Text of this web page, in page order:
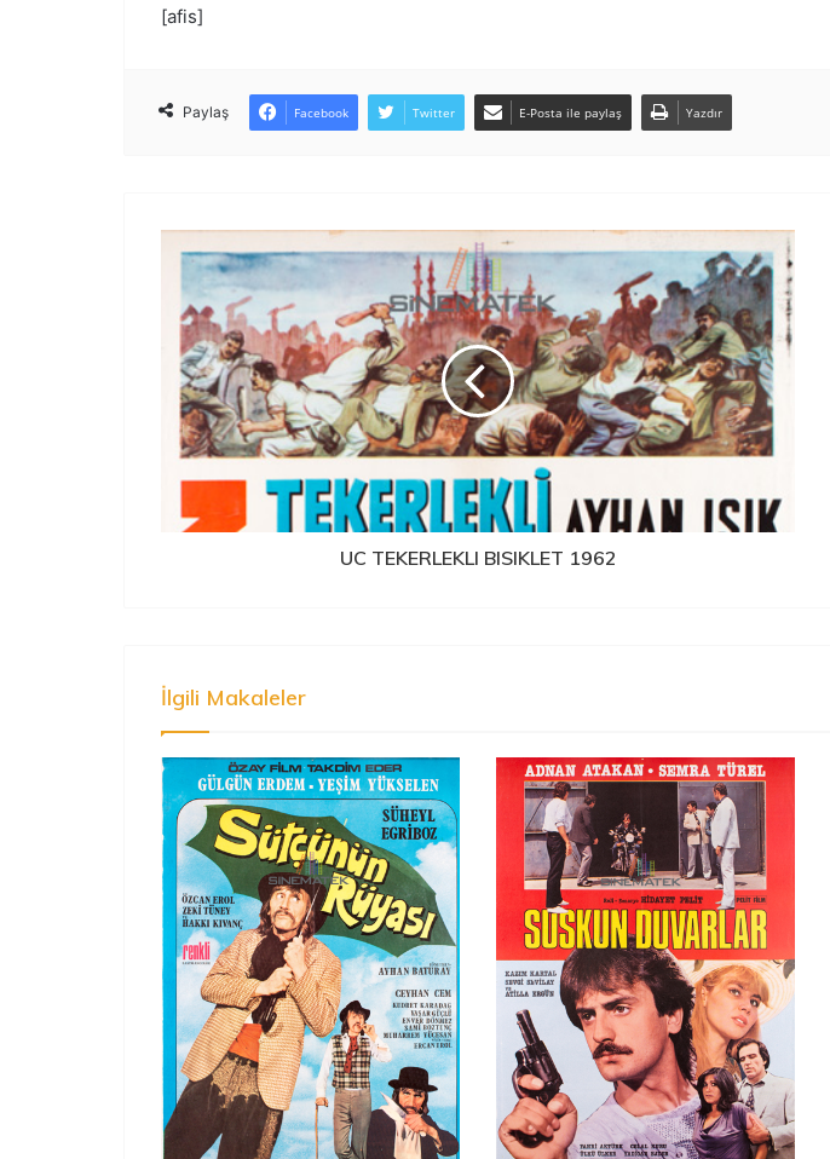
[afis]
Paylaş Facebook Twitter E-Posta ile paylaş Yazdır
UC TEKERLEKLI BISIKLET 1962
İlgili Makaleler